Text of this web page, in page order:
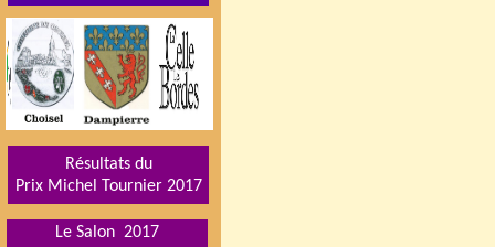
Le Salon 2017
Résultats du
Prix Michel Tournier 2017